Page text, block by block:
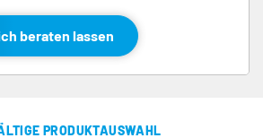
beraten lassen
PRODUKTAUSWAHL